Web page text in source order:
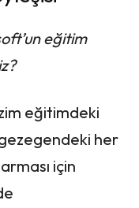
eğitim
eğitimdeki
her
için